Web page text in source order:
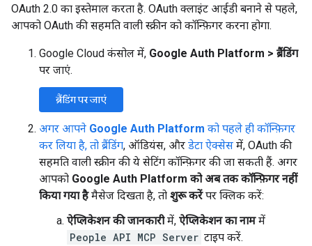
OAuth 2.0 का इस्तेमाल करता है. OAuth क्लाइंट आईडी बनाने से पहले,
आपको OAuth की सहमति वाली स्क्रीन को कॉन्फ़िगर करना होगा.
Google Cloud कंसोल में, Google Auth Platform > ब्रैंडिंग
पर जाएं.
ब्रैंडिंग पर जाएं
अगर आपने Google Auth Platform को पहले ही कॉन्फ़िगर
कर लिया है, तो ब्रैंडिंग, ऑडियंस, और डेटा ऐक्सेस में, OAuth की
सहमति वाली स्क्रीन की ये सेटिंग कॉन्फ़िगर की जा सकती हैं. अगर
आपको Google Auth Platform को अब तक कॉन्फ़िगर नहीं
किया गया हैमैसेज दिखता है, तो शुरू करेंपर क्लिक करें:
ऐप्लिकेशन की जानकारीमें, ऐप्लिकेशन का नाममें
People API MCP Server टाइप करें.